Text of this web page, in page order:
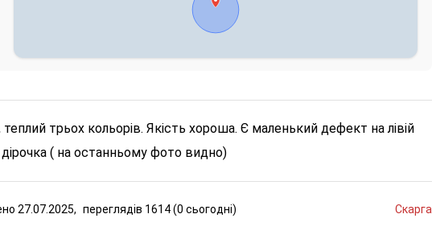
трьох кольорів. Якість хороша. Є маленький дефект на лівій
дірочка ( на останньому фото видно)
27.07.2025, переглядів 1614 (0 сьогодні)
Скарга